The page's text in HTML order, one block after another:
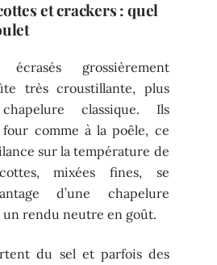
et crackers : quel
grossièrement
très croustillante, plus
classique. Ils
comme à la poêle, ce
sur la température de
mixées fines, se
d’une chapelure
rendu neutre en goût.
du sel et parfois des